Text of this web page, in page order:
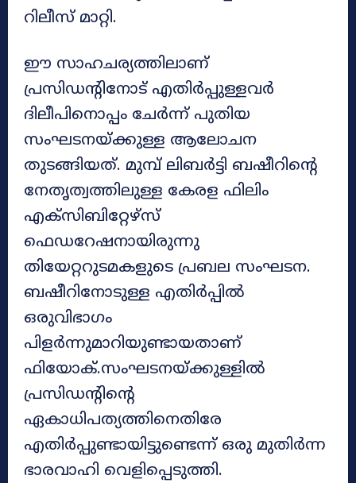
റിലീസ് മാറ്റി.
ഈ സാഹചര്യത്തിലാണ്
പ്രസിഡന്റിനോട് എതിർപ്പുള്ളവർ
ദിലീപിനൊപ്പം ചേർന്ന് പുതിയ
സംഘടനയ്ക്കുള്ള ആലോചന
തുടങ്ങിയത്. മുമ്പ് ലിബർട്ടി ബഷീറിന്റെ
നേതൃത്വത്തിലുള്ള കേരള ഫിലിം
എക്സിബിറ്റേഴ്‌സ്
ഫെഡറേഷനായിരുന്നു
തിയേറ്ററുടമകളുടെ പ്രബല സംഘടന.
ബഷീറിനോടുള്ള എതിർപ്പിൽ
ഒരുവിഭാഗം
പിളർന്നുമാറിയുണ്ടായതാണ്
ഫിയോക്.സംഘടനയ്ക്കുള്ളിൽ
പ്രസിഡന്റിന്റെ
ഏകാധിപത്യത്തിനെതിരേ
എതിർപ്പുണ്ടായിട്ടുണ്ടെന്ന് ഒരു മുതിർന്ന
ഭാരവാഹി വെളിപ്പെടുത്തി.